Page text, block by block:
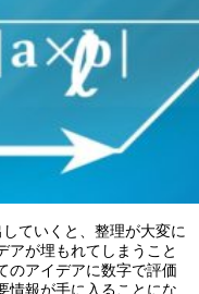
ていくと、整理が大変に
アが埋もれてしまうこと
のアイデアに数字で評価
情報が手に入ることにな